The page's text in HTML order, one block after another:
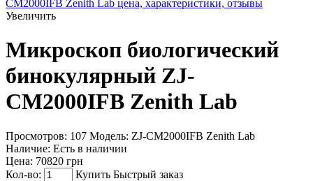
Увеличить
Микроскоп биологический
бинокулярный ZJ-
CM2000IFB Zenith Lab
Просмотров: 107 Модель: ZJ-CM2000IFB Zenith Lab
Наличие: Есть в наличии
Цена: 70820 грн
Кол-во:
Купить Быстрый заказ